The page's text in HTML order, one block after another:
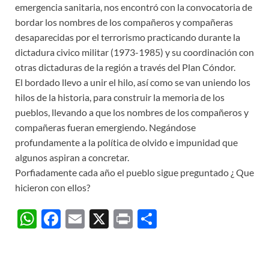
emergencia sanitaria, nos encontró con la convocatoria de
bordar los nombres de los compañeros y compañeras
desaparecidas por el terrorismo practicando durante la
dictadura civico militar (1973-1985) y su coordinación con
otras dictaduras de la región a través del Plan Cóndor.
El bordado llevo a unir el hilo, así como se van uniendo los
hilos de la historia, para construir la memoria de los
pueblos, llevando a que los nombres de los compañeros y
compañeras fueran emergiendo. Negándose
profundamente a la política de olvido e impunidad que
algunos aspiran a concretar.
Porfiadamente cada año el pueblo sigue preguntado ¿ Que
hicieron con ellos?
W F
E
X
P